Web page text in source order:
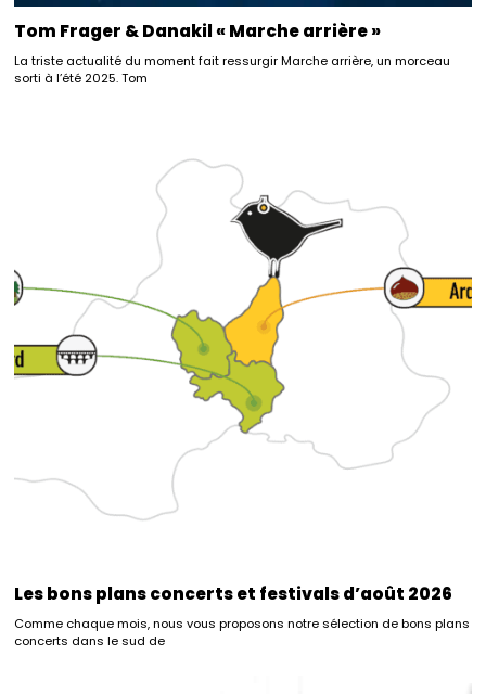
Tom Frager & Danakil « Marche arrière »
La triste actualité du moment fait ressurgir Marche arrière, un morceau
sorti à l’été 2025. Tom
Les bons plans concerts et festivals d’août 2026
Comme chaque mois, nous vous proposons notre sélection de bons plans
concerts dans le sud de